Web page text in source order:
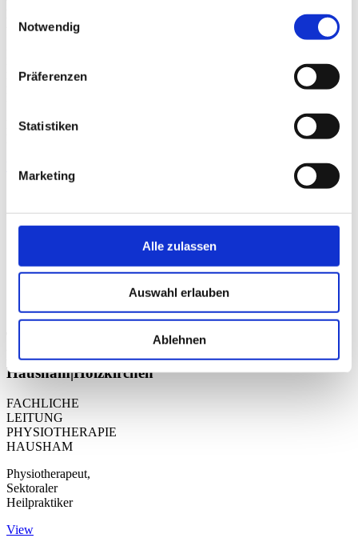
Notwendig
Präferenzen
Statistiken
Marketing
Alle zulassen
Auswahl erlauben
Ablehnen
Holzkirchen
LEITUNG
PHYSIOTHERAPIE
Physiotherapeut,
Hallmann
Hausham|Holzkirchen
FACHLICHE
LEITUNG
PHYSIOTHERAPIE
HAUSHAM
Physiotherapeut,
Sektoraler
Heilpraktiker
View